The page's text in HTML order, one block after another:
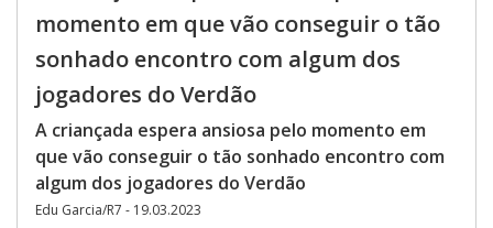
momento em que vão conseguir o tão
sonhado encontro com algum dos
jogadores do Verdão
A criançada espera ansiosa pelo momento em
que vão conseguir o tão sonhado encontro com
algum dos jogadores do Verdão
Edu Garcia/R7 - 19.03.2023